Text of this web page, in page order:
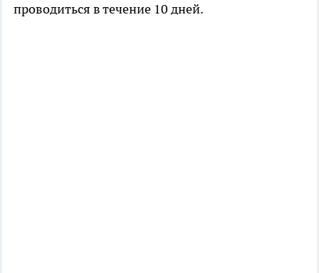
проводиться в течение 10 дней.